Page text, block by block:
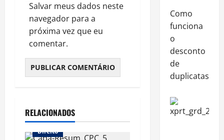
Salvar meus dados neste
navegador para a
próxima vez que eu
comentar.
RELACIONADOS
Direito
Como
funciona
o
desconto
de
duplicatas?